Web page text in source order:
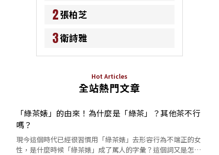
2張柏芝
3衛詩雅
Hot Articles
全站熱門文章
「綠茶婊」的由來！為什麼是「綠茶」？其他茶不行
嗎？
現今這個時代已經很習慣用「綠茶婊」去形容行為不端正的女
性，是什麼時候「綠茶婊」成了罵人的字彙？這個詞又是怎麼